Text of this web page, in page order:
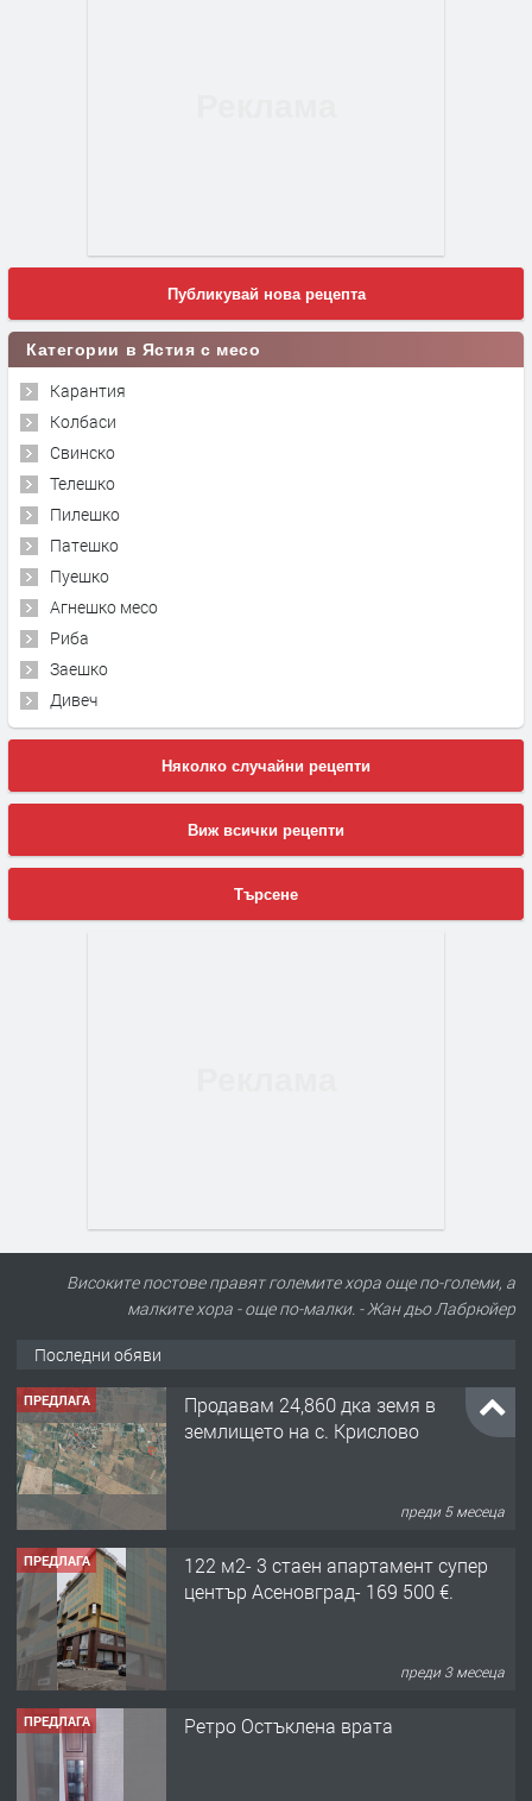
Публикувай нова рецепта
Категории в Ястия с месо
Карантия
Колбаси
Свинско
Телешко
Пилешко
Патешко
Пуешко
Агнешко месо
Риба
Заешко
Дивеч
Няколко случайни рецепти
Виж всички рецепти
Търсене
Високите постове правят големите хора още по-големи, а
малките хора - още по-малки. - Жан дьо Лабрюйер
Последни обяви
ПРЕДЛАГА
Продавам 24,860 дка земя в
землището на с. Крислово
преди 5 месеца
ПРЕДЛАГА
122 м2- 3 стаен апартамент супер
център Асеновград- 169 500 €.
преди 3 месеца
ПРЕДЛАГА Ретро Остъклена врата